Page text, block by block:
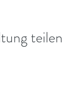
teilen